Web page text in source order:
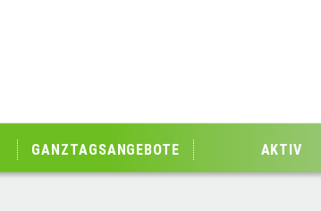
GANZTAGSANGEBOTE AKTIV